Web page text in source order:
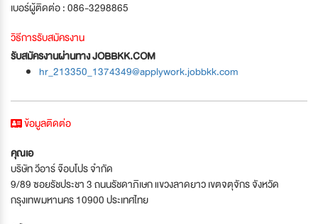
เบอร์ผู้ติดต่อ : 086-3298865
วิธีการรับสมัครงาน
รับสมัครงานผ่านทาง JOBBKK.COM
hr_213350_1374349@applywork.jobbkk.com
ข้อมูลติดต่อ
คุณเอ
บริษัท วีอาร์ จ๊อบโปร จำกัด
9/89 ซอยรัชประชา 3 ถนนรัชดาภิเษก แขวงลาดยาว เขตจตุจักร จังหวัด
กรุงเทพมหานคร 10900 ประเทศไทย